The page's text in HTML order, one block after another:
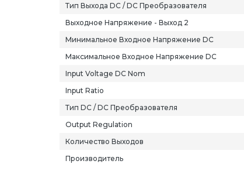
Тип Выхода DC / DC Преобразователя
Выходное Напряжение - Выход 2
Минимальное Входное Напряжение DC
Максимальное Входное Напряжение DC
Input Voltage DC Nom
Input Ratio
Тип DC / DC Преобразователя
Output Regulation
Количество Выходов
Производитель